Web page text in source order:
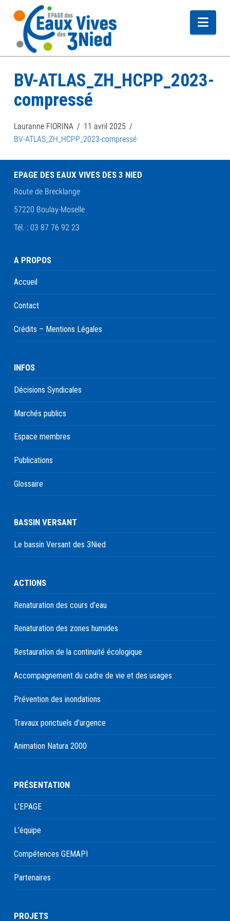
BV-ATLAS_ZH_HCPP_2023-
compressé
Lauranne FIORINA
11 avril 2025
BV-ATLAS_ZH_HCPP_2023-compressé
EPAGE DES EAUX VIVES DES 3 NIED
Route de Brecklange
57220 Boulay-Moselle
Tél. : 03 87 76 92 23
A PROPOS
Accueil
Contact
Crédits – Mentions Légales
INFOS
Décisions Syndicales
Marchés publics
Espace membres
Publications
Glossaire
BASSIN VERSANT
Le bassin Versant des 3Nied
ACTIONS
Renaturation des cours d’eau
Renaturation des zones humides
Restauration de la continuité écologique
Accompagnement du cadre de vie et des usages
Prévention des inondations
Travaux ponctuels d’urgence
Animation Natura 2000
PRÉSENTATION
L’EPAGE
L’équipe
Compétences GEMAPI
Partenaires
PROJETS